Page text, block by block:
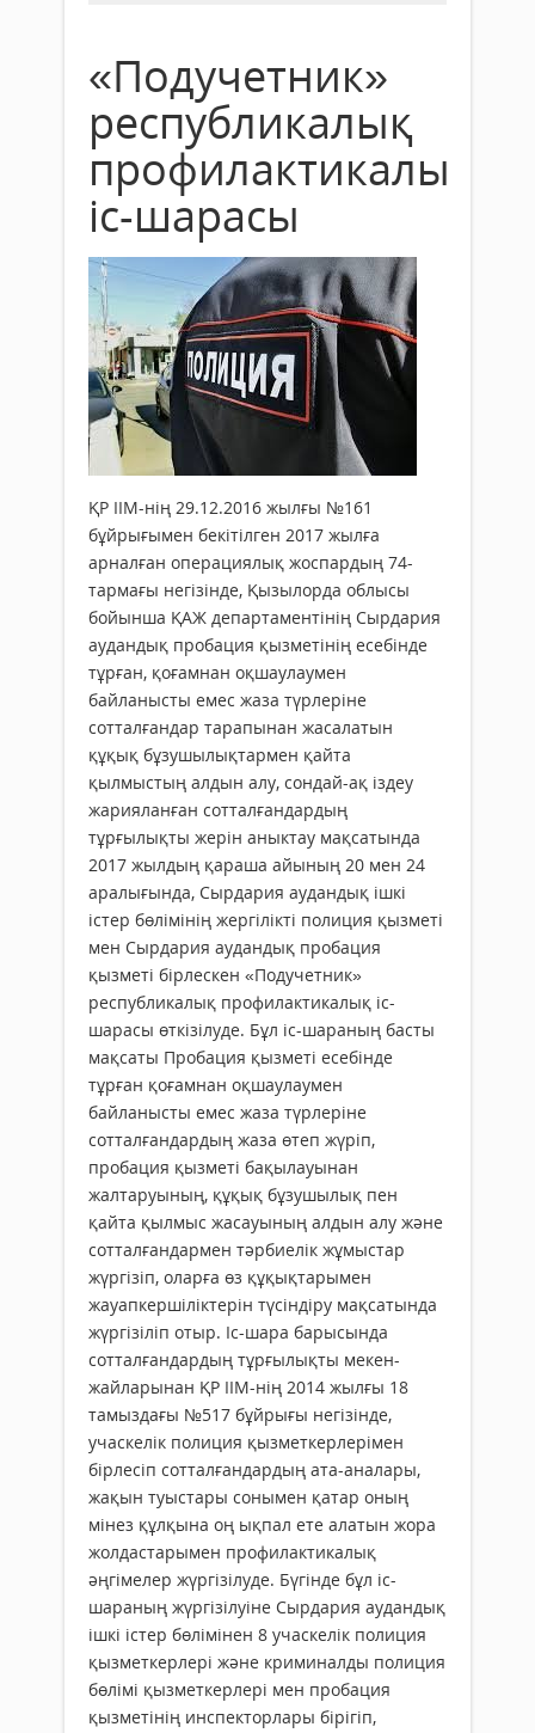
«Подучетник»
республикалық
профилактикалық
іс-шарасы
ҚР ІІМ-нің 29.12.2016 жылғы №161
бұйрығымен бекітілген 2017 жылға
арналған операциялық жоспардың 74-
тармағы негізінде, Қызылорда облысы
бойынша ҚАЖ департаментінің Сырдария
аудандық пробация қызметінің есебінде
тұрған, қоғамнан оқшаулаумен
байланысты емес жаза түрлеріне
сотталғандар тарапынан жасалатын
құқық бұзушылықтармен қайта
қылмыстың алдын алу, сондай-ақ іздеу
жарияланған сотталғандардың
тұрғылықты жерін аныктау мақсатында
2017 жылдың қараша айының 20 мен 24
аралығында, Сырдария аудандық ішкі
істер бөлімінің жергілікті полиция қызметі
мен Сырдария аудандық пробация
қызметі бірлескен «Подучетник»
республикалық профилактикалық іс-
шарасы өткізілуде. Бұл іс-шараның басты
мақсаты Пробация қызметі есебінде
тұрған қоғамнан оқшаулаумен
байланысты емес жаза түрлеріне
сотталғандардың жаза өтеп жүріп,
пробация қызметі бақылауынан
жалтаруының, құқық бұзушылық пен
қайта қылмыс жасауының алдын алу және
сотталғандармен тәрбиелік жұмыстар
жүргізіп, оларға өз құқықтарымен
жауапкершіліктерін түсіндіру мақсатында
жүргізіліп отыр. Іс-шара барысында
сотталғандардың тұрғылықты мекен-
жайларынан ҚР ІІМ-нің 2014 жылғы 18
тамыздағы №517 бұйрығы негізінде,
учаскелік полиция қызметкерлерімен
бірлесіп сотталғандардың ата-аналары,
жақын туыстары сонымен қатар оның
мінез құлқына оң ықпал ете алатын жора
жолдастарымен профилактикалық
әңгімелер жүргізілуде. Бүгінде бұл іс-
шараның жүргізілуіне Сырдария аудандық
ішкі істер бөлімінен 8 учаскелік полиция
қызметкерлері және криминалды полиция
бөлімі қызметкерлері мен пробация
қызметінің инспекторлары бірігіп,